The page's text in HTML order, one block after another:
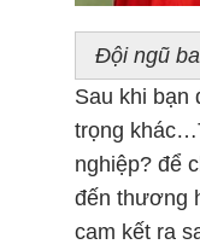
Đội ngũ
Sau khi bạn
trọng
nghiệp? để
đến thương
cam kết ra